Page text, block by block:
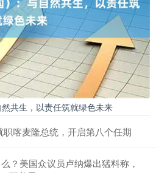
共生，以责任筑就绿色未来
喀麦隆总统，开启第八个任期
？美国众议员卢纳爆出猛料称，